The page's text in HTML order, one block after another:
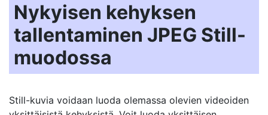
Nykyisen kehyksen
tallentaminen JPEG Still-
muodossa
Still-kuvia voidaan luoda olemassa olevien videoiden